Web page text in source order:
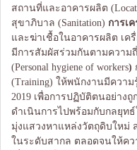
สถานที่และอาคารผลิต
สุขาภิบาล (Sanitation) การเ
และฆ่าเชื้อในอาคารผลิต เค
มีการสัมผัสร่วมกันตามความ
(Personal hygiene of workers)
(Training) ให้พนักงานมีควา
2019 เพื่อการปฏิบัติตนอย่าง
ดำเนินการไปพร้อมกับกลยุท
มุ่งแสวงหาแหล่งวัตถุดิบใหม่
ในระดับสากล ตลอดจนให้ค